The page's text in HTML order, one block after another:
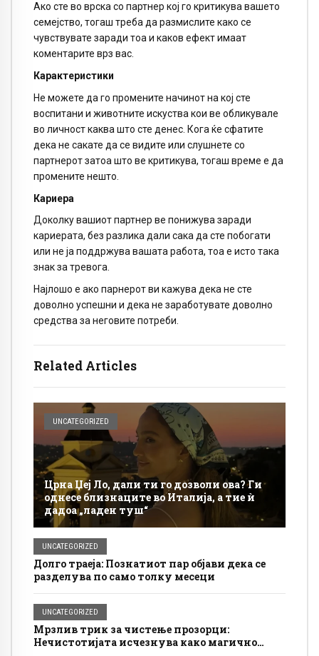
Related Articles
UNCATEGORIZED
Црна Џеј Ло, дали ти го дозволи ова? Ги
однесе близнаците во Италија, а тие ѝ
дадоа „ладен туш“
UNCATEGORIZED
Долго траеја: Познатиот пар објави дека се
разделува по само толку месеци
UNCATEGORIZED
Мрзлив трик за чистење прозорци:
Нечистотијата исчезнува како магично
Ако сте во врска со партнер кој го критикува вашето
семејство, тогаш треба да размислите како се
чувствувате заради тоа и каков ефект имаат
коментарите врз вас.
Карактеристики
Не можете да го промените начинот на кој сте
воспитани и животните искуства кои ве обликувале
во личност каква што сте денес. Кога ќе сфатите
дека не сакате да се видите или слушнете со
партнерот затоа што ве критикува, тогаш време е да
промените нешто.
Кариера
Доколку вашиот партнер ве понижува заради
кариерата, без разлика дали сака да сте побогати
или не ја поддржува вашата работа, тоа е исто така
знак за тревога.
Најлошо е ако парнерот ви кажува дека не сте
доволно успешни и дека не заработувате доволно
средства за неговите потреби.